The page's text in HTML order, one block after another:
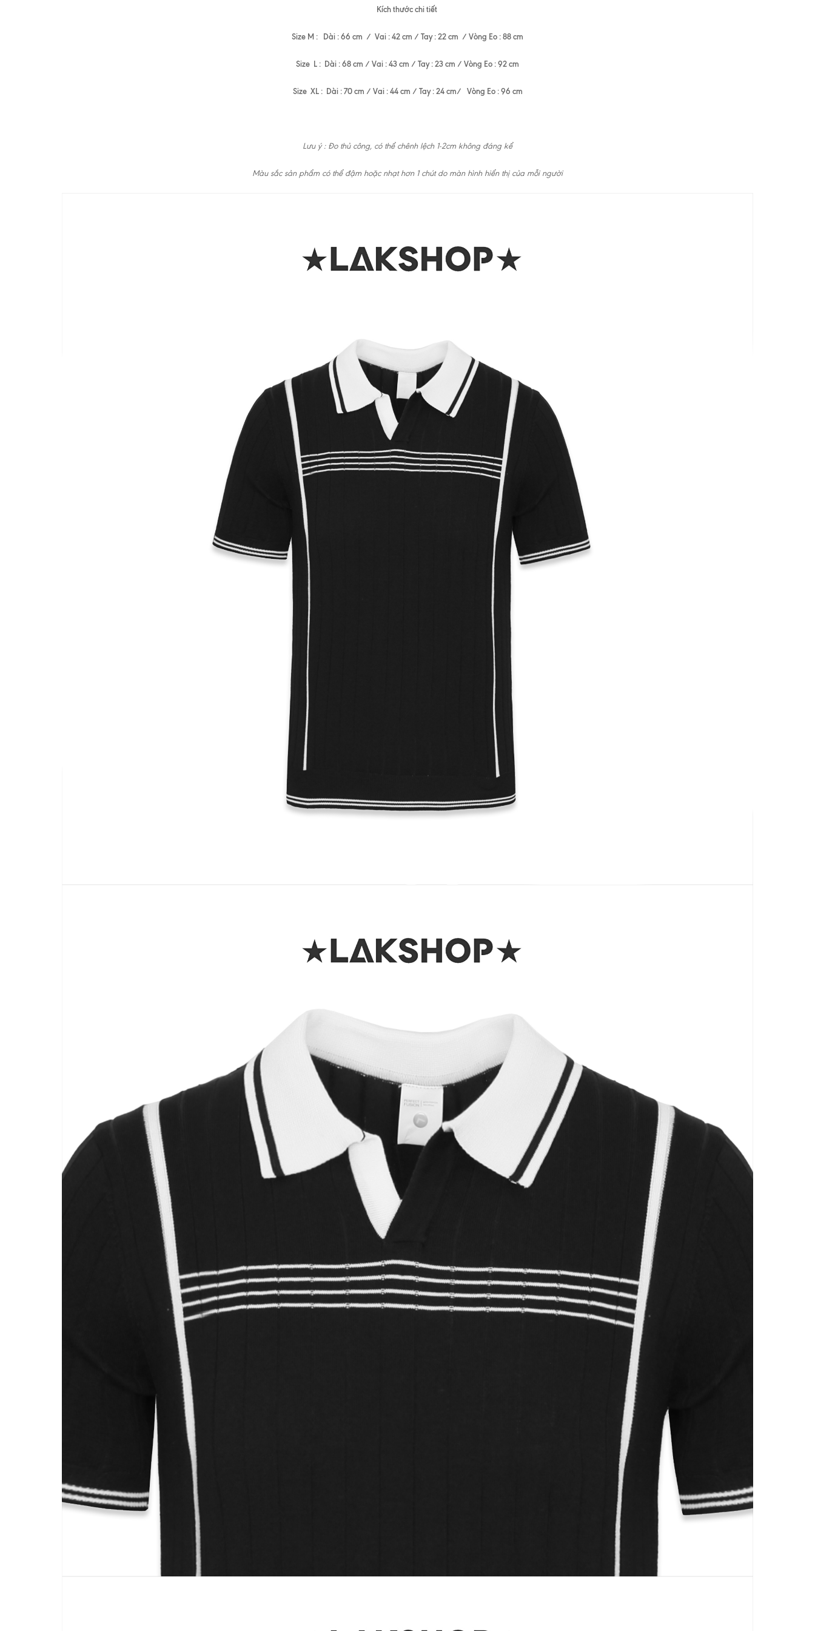
Kích thước chi tiết
Size M : Dài : 66 cm / Vai : 42 cm / Tay : 22 cm / Vòng Eo : 88 cm
Size L : Dài : 68 cm / Vai : 43 cm / Tay : 23 cm / Vòng Eo : 92 cm
Size XL : Dài : 70 cm / Vai : 44 cm / Tay : 24 cm/ Vòng Eo : 96 cm
Lưu ý : Đo thủ công, có thể chênh lệch 1-2cm không đáng kể
Màu sắc sản phẩm có thể đậm hoặc nhạt hơn 1 chút do màn hình hiển thị của mỗi người